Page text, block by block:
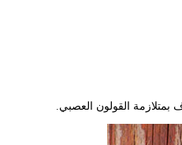
بمتلازمة القولون العصبي.